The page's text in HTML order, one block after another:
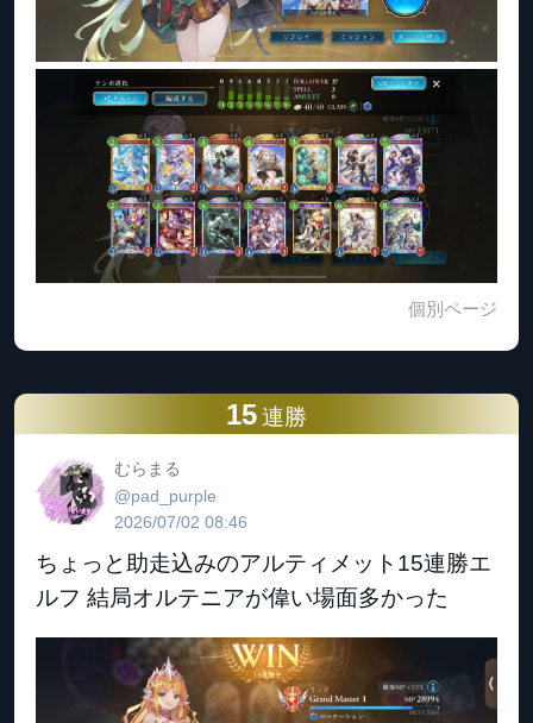
個別ページ
15 連勝
むらまる
@pad_purple
2026/07/02 08:46
ちょっと助走込みのアルティメット15連勝エ
ルフ 結局オルテニアが偉い場面多かった